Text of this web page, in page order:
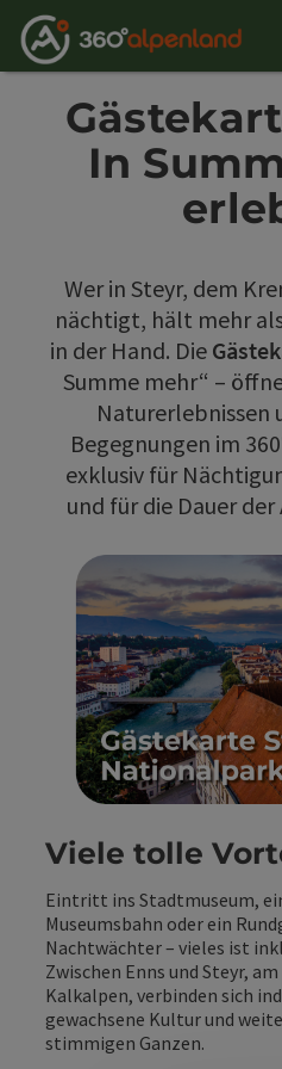
Zum Inhalt
Zur Navigation
Zum Seitenanfang
Zur Kontaktseite
Zur Suche
Zum Impressum
Zu den Hinweisen zur
Zur Startseite
In
Wer in Steyr, dem
nächtigt, hält mehr
in der Hand. Die
Summe mehr“ –
Naturerlebnissen
Begegnungen im
exklusiv für
und für die Dauer
Viele tolle
Eintritt ins Stadtmuseum,
Museumsbahn oder ein
Nachtwächter – vieles ist
Zwischen Enns und Steyr,
Kalkalpen, verbinden sich
gewachsene Kultur und
stimmigen Ganzen.